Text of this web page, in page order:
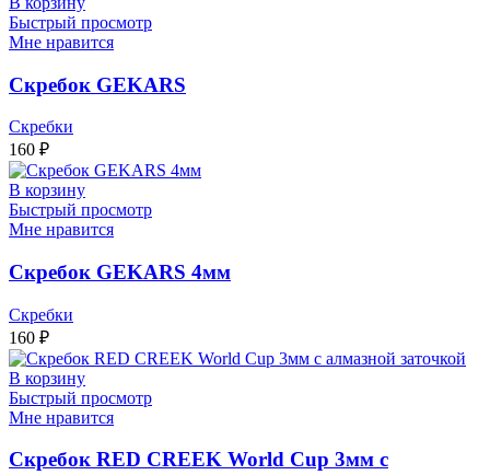
Быстрый просмотр
Мне нравится
Скребок GEKARS
Скребки
160 ₽
В корзину
Быстрый просмотр
Мне нравится
Скребок GEKARS 4мм
Скребки
160 ₽
В корзину
Быстрый просмотр
Мне нравится
Скребок RED CREEK World Cup 3мм с